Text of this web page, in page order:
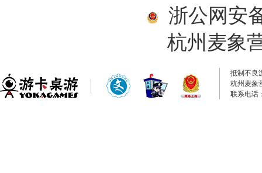
浙公网安
杭州麦象
抵制不良
杭州麦象
联系电话